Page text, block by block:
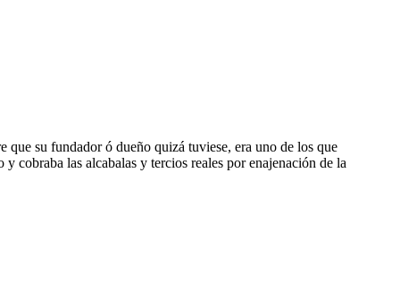
que su fundador ó dueño quizá tuviese, era uno de los que
cobraba las alcabalas y tercios reales por enajenación de la